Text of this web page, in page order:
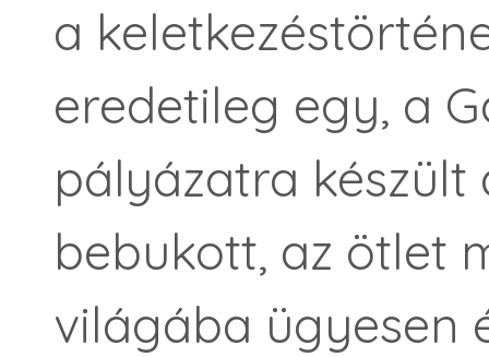
a
eredetileg egy, a
pályázatra
bebukott, az ötlet
világába ügyesen